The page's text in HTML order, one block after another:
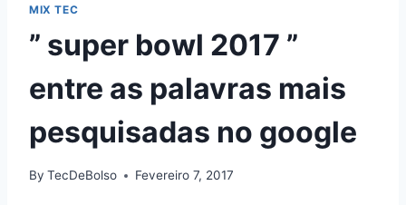
MIX TEC
” super bowl 2017 ”
entre as palavras mais
pesquisadas no google
By TecDeBolso Fevereiro 7, 2017